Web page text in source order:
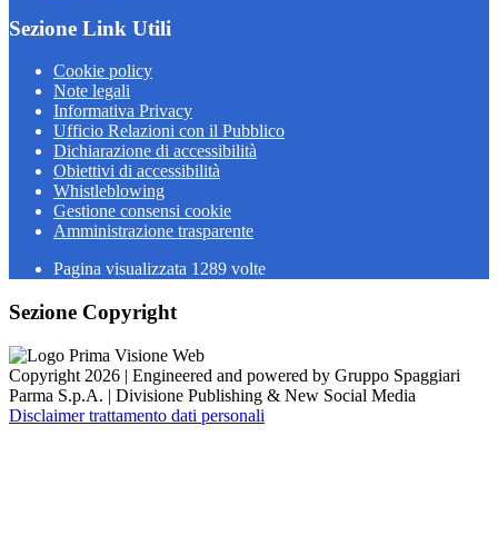
Sezione Link Utili
Cookie policy
Note legali
Informativa Privacy
Ufficio Relazioni con il Pubblico
Dichiarazione di accessibilità
Obiettivi di accessibilità
Whistleblowing
Gestione consensi cookie
Amministrazione trasparente
Pagina visualizzata 1289 volte
Sezione Copyright
Copyright 2026 | Engineered and powered by Gruppo Spaggiari
Parma S.p.A. | Divisione Publishing & New Social Media
Disclaimer trattamento dati personali